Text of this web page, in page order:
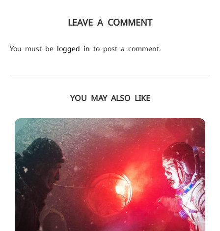
LEAVE A COMMENT
You must be logged in to post a comment.
YOU MAY ALSO LIKE